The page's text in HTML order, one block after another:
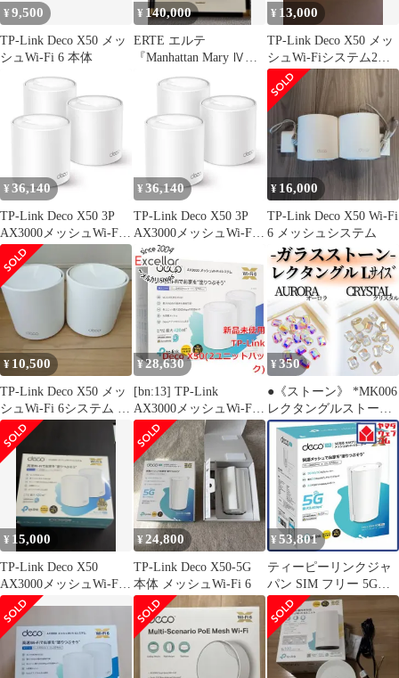
¥9,500
TP-Link Deco X50 メッ
シュWi-Fi 6 本体
¥ 140,000
ERTE エルテ
『Manhattan Mary Ⅳ』
1989年エルテ直筆サイ
¥ 13,000
TP-Link Deco X50 メッ
シュWi-Fiシステム2台
SET
¥ 36,140
TP-Link Deco X50 3P
AX3000メッシュWi-Fi 6
システム 3個パック
¥ 36,140
TP-Link Deco X50 3P
AX3000メッシュWi-Fi 6
システム 3個パック
¥ 16,000
TP-Link Deco X50 Wi-Fi
6 メッシュシステム
¥ 10,500
TP-Link Deco X50 メッ
シュWi-Fi 6システム 本
体2台
¥ 28,630
[bn:13] TP-Link
AX3000メッシュWi-Fi 6
システム Deco X50(2
ユニットパック)
¥350
●《ストーン》 *MK006
レクタングルストーン
Lサイズ / ネイルストー
ン レクタングル型 長方
形ストーン 宝石ストー
ン オーロラ クリスタル
ネイルパーツ ラインス
トーン ガラスストーン
¥ 15,000
TP-Link Deco X50
AX3000メッシュWi-Fi
6（未使用）
¥24,800
TP-Link Deco X50-5G
本体 メッシュWi-Fi 6
¥ 53,801
ティーピーリンクジャ
パン SIM フリー 5G対
応Wi-Fi6メッシュルー
ター 2402+574Mbps 3年
保証 DECO X50-5G